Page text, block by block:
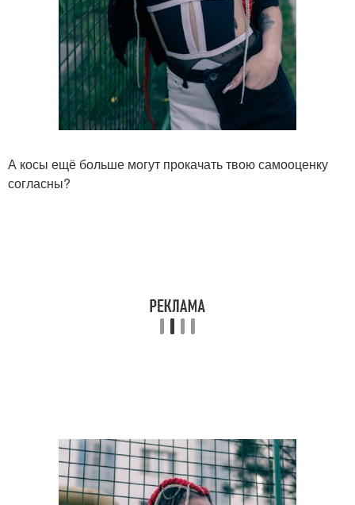
А косы ещё больше могут прокачать твою самооценку
согласны?